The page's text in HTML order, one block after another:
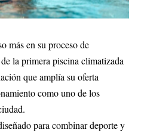
más en su proceso de
la primera piscina climatizada
que amplía su oferta
como uno de los
para combinar deporte y